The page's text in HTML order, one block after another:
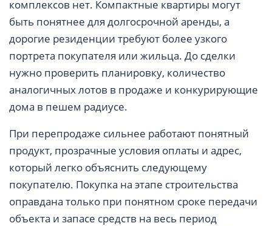
комплексов нет. Компактные квартиры могут
быть понятнее для долгосрочной аренды, а
дорогие резиденции требуют более узкого
портрета покупателя или жильца. До сделки
нужно проверить планировку, количество
аналогичных лотов в продаже и конкурирующие
дома в пешем радиусе.
При перепродаже сильнее работают понятный
продукт, прозрачные условия оплаты и адрес,
который легко объяснить следующему
покупателю. Покупка на этапе строительства
оправдана только при понятном сроке передачи
объекта и запасе средств на весь период